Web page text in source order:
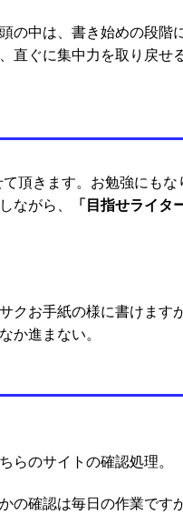
の中は、書き始めの段階
ぐに集中力を取り戻せ
頂きます。お勉強にもな
ながら、
「目指せライタ
クお手紙の様に書けます
進まない。
らのサイトの確認処理。
の確認は毎日の作業です